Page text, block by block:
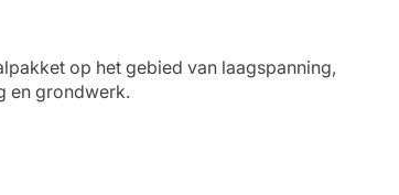
op het gebied van laagspanning,
en grondwerk.